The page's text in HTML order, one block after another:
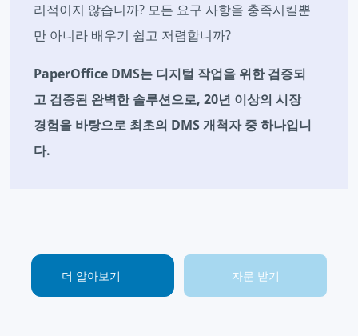
리적이지 않습니까? 모든 요구 사항을 충족시킬뿐
만 아니라 배우기 쉽고 저렴합니까?
PaperOffice DMS는 디지털 작업을 위한 검증되
고 검증된 완벽한 솔루션으로, 20년 이상의 시장
경험을 바탕으로 최초의 DMS 개척자 중 하나입니
다.
더 알아보기 자문 받기